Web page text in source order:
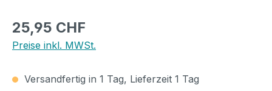
Regulärer Preis:
25,95 CHF
Preise inkl. MWSt.
Versandfertig in 1 Tag, Lieferzeit 1 Tag